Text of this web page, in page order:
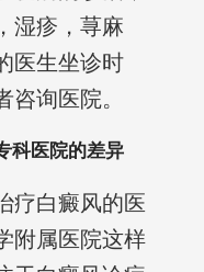
湿疹，荨麻
医生坐诊时
询医院。
科医院的差异
疗白癜风的医
附属医院这样